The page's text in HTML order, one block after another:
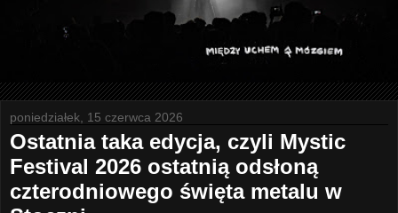
poniedziałek, 15 czerwca 2026
Ostatnia taka edycja, czyli Mystic
Festival 2026 ostatnią odsłoną
czterodniowego święta metalu w